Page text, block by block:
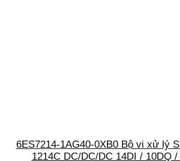
6ES7214-1AG40-0XB0 Bộ vi xử lý
1214C DC/DC/DC 14DI / 10DQ